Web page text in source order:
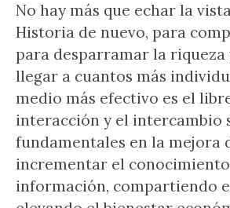
No hay más que echar la
Historia de nuevo, para
para desparramar la riqueza
llegar a cuantos más
medio más efectivo es el
interacción y el intercambio
fundamentales en la mejora
incrementar el
información, compartiendo